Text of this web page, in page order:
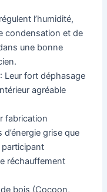
l’humidité,
condensation et de
une bonne
: Leur fort déphasage
agréable
fabrication
grise que
réchauffement
bois (Cocoon,